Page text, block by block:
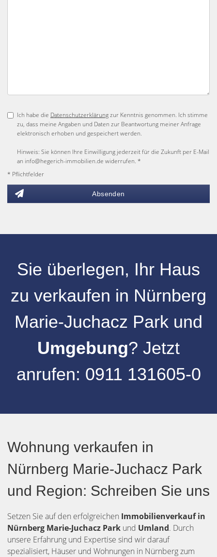
Ich habe die Datenschutzerklärungzur Kenntnis genommen. Ich stimme
zu, dass meine Angaben und Daten zur Beantwortung meiner Anfrage
elektronisch erhoben und gespeichert werden.
Hinweis: Sie können Ihre Einwilligung jederzeit für die Zukunft per E-Mail
an info@hegerich-immobilien.de widerrufen. *
* Pflichtfelder
Absenden
Sie überlegen, Ihr Haus
zu verkaufen in Nürnberg
Marie-Juchacz Park und
Umgebung? Jetzt
anrufen: 0911 131605-0
Wohnung verkaufen in
Nürnberg Marie-Juchacz Park
und Region: Schreiben Sie uns
Setzen Sie auf den erfolgreichen Immobilienverkauf in
Nürnberg Marie-Juchacz Park und Umland. Durch
unsere Erfahrung und Expertise sind wir darauf
spezialisiert, Häuser und Wohnungen in Nürnberg zum